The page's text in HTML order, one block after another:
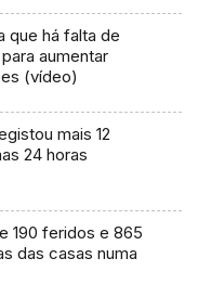
que há falta de
aumentar
(vídeo)
mais 12
24 horas
190 feridos e 865
das casas numa